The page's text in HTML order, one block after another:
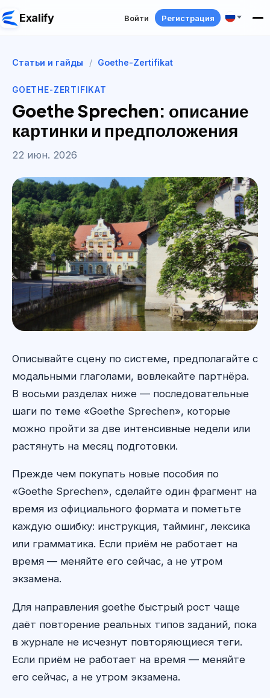
Exalify Войти Регистрация
Статьи и гайды / Goethe-Zertifikat
GOETHE-ZERTIFIKAT
Goethe Sprechen: описание
картинки и предположения
22 июн. 2026
Описывайте сцену по системе, предполагайте с
модальными глаголами, вовлекайте партнёра.
В восьми разделах ниже — последовательные
шаги по теме «Goethe Sprechen», которые
можно пройти за две интенсивные недели или
растянуть на месяц подготовки.
Прежде чем покупать новые пособия по
«Goethe Sprechen», сделайте один фрагмент на
время из официального формата и пометьте
каждую ошибку: инструкция, тайминг, лексика
или грамматика. Если приём не работает на
время — меняйте его сейчас, а не утром
экзамена.
Для направления goethe быстрый рост чаще
даёт повторение реальных типов заданий, пока
в журнале не исчезнут повторяющиеся теги.
Если приём не работает на время — меняйте
его сейчас, а не утром экзамена.